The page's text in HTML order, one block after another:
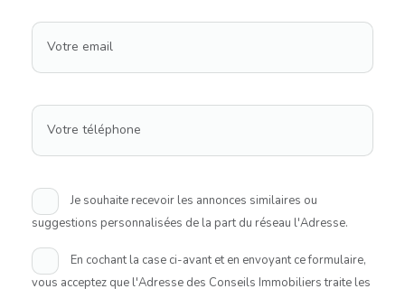
Votre email
Votre téléphone
Je souhaite recevoir les annonces similaires ou
suggestions personnalisées de la part du réseau l'Adresse.
En cochant la case ci-avant et en envoyant ce formulaire,
vous acceptez que l'Adresse des Conseils Immobiliers traite les